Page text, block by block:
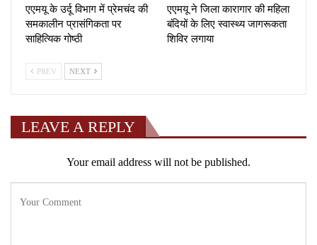
एएमयू के उर्दू विभाग में प्रेमचंद की
समकालीन प्रासंगिकता पर
साहित्यिक गोष्ठी
एएमयू ने जिला कारागार की महिला
बंदियों के लिए स्वास्थ्य जागरूकता
शिविर लगाया
PREV NEXT
LEAVE A REPLY
Your email address will not be published.